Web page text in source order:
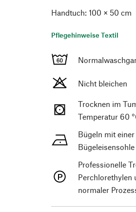
Handtuch: 100 × 50 cm
Pflegehinweise Textil
Nicht bleichen
Trocknen im
Temperatur 60
Bügeln mit
Bügeleisensohle
Professionelle
Perchlorethylen
normaler